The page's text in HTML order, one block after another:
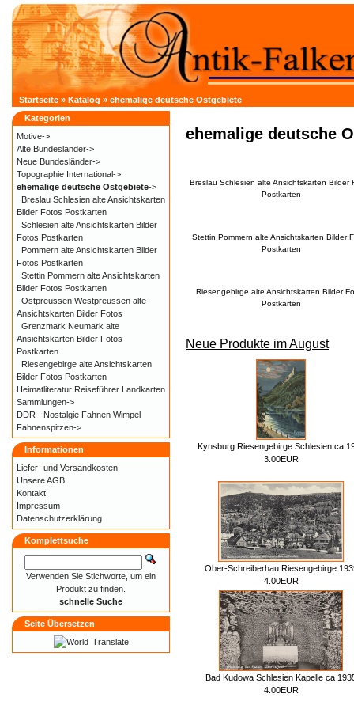
Startseite » Katalog » ehemalige deutsche Ostgebiete
ehemalige deutsche
Breslau Schlesien alte Ansichtskarten Bilder
Postkarten
Stettin Pommern alte Ansichtskarten Bilder
Postkarten
Riesengebirge alte Ansichtskarten Bilder
Postkarten
Neue Produkte im August
Kynsburg Riesengebirge Schlesien ca
3.00EUR
Ober-Schreiberhau Riesengebirge
4.00EUR
Bad Kudowa Schlesien Kapelle ca
4.00EUR
Kategorien
Motive->
Alte Bundesländer->
Neue Bundesländer->
Topographie International->
ehemalige deutsche Ostgebiete->
Breslau Schlesien alte Ansichtskarten
Bilder Fotos Postkarten
Schlesien alte Ansichtskarten Bilder
Fotos Postkarten
Pommern alte Ansichtskarten Bilder
Fotos Postkarten
Stettin Pommern alte Ansichtskarten
Bilder Fotos Postkarten
Ostpreussen Westpreussen alte
Ansichtskarten Bilder Fotos
Grenzmark Neumark alte
Ansichtskarten Bilder Fotos
Postkarten
Riesengebirge alte Ansichtskarten
Bilder Fotos Postkarten
Heimatliteratur Reiseführer Landkarten
Sammlungen->
DDR - Nostalgie Fahnen Wimpel
Fahnenspitzen->
Informationen
Liefer- und Versandkosten
Unsere AGB
Kontakt
Impressum
Datenschutzerklärung
Komplettsuche
Verwenden Sie Stichworte, um ein
Produkt zu finden.
schnelle Suche
Seite Übersetzen
Translate